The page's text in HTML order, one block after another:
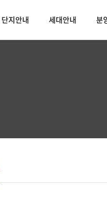
단지안내 세대안내 분